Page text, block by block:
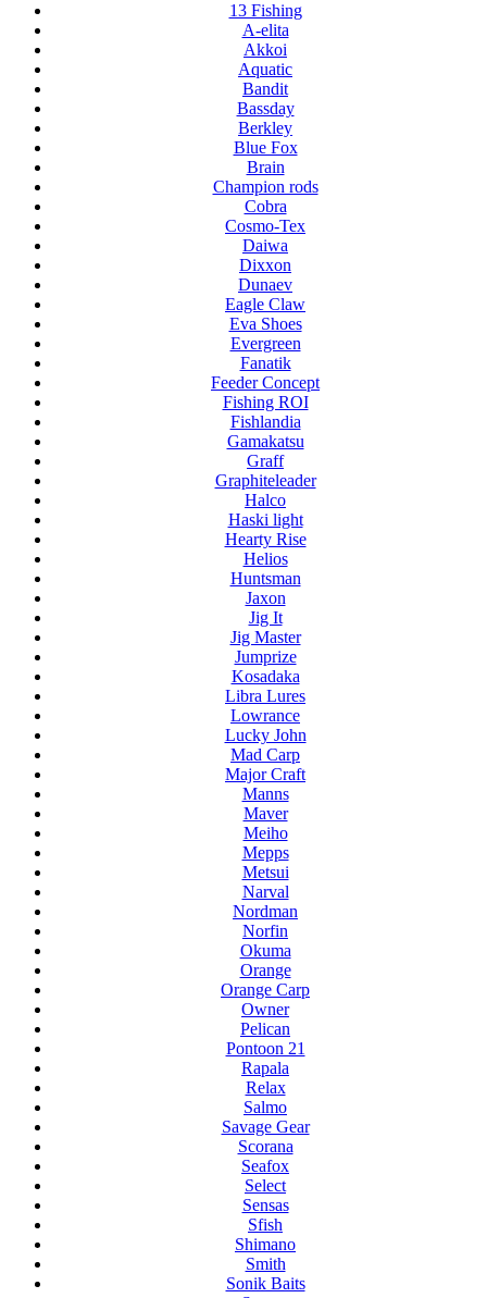
13 Fishing
A-elita
Akkoi
Aquatic
Bandit
Bassday
Berkley
Blue Fox
Brain
Champion rods
Cobra
Cosmo-Tex
Daiwa
Dixxon
Dunaev
Eagle Claw
Eva Shoes
Evergreen
Fanatik
Feeder Concept
Fishing ROI
Fishlandia
Gamakatsu
Graff
Graphiteleader
Halco
Haski light
Hearty Rise
Helios
Huntsman
Jaxon
Jig It
Jig Master
Jumprize
Kosadaka
Libra Lures
Lowrance
Lucky John
Mad Carp
Major Craft
Manns
Maver
Meiho
Mepps
Metsui
Narval
Nordman
Norfin
Okuma
Orange
Orange Carp
Owner
Pelican
Pontoon 21
Rapala
Relax
Salmo
Savage Gear
Scorana
Seafox
Select
Sensas
Sfish
Shimano
Smith
Sonik Baits